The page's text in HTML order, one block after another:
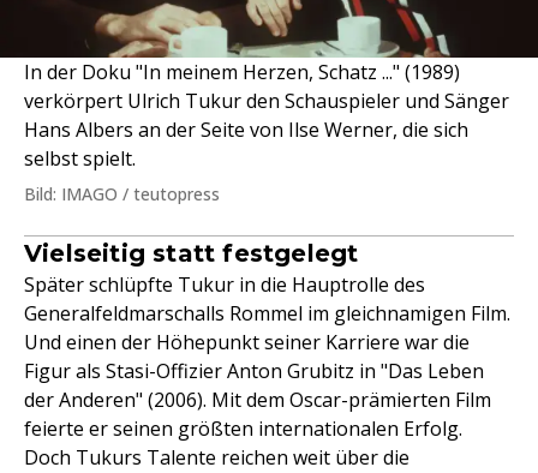
In der Doku "In meinem Herzen, Schatz ..." (1989)
verkörpert Ulrich Tukur den Schauspieler und Sänger
Hans Albers an der Seite von Ilse Werner, die sich
selbst spielt.
Bild: IMAGO / teutopress
Vielseitig statt festgelegt
Später schlüpfte Tukur in die Hauptrolle des
Generalfeldmarschalls Rommel im gleichnamigen Film.
Und einen der Höhepunkt seiner Karriere war die
Figur als Stasi-Offizier Anton Grubitz in "Das Leben
der Anderen" (2006). Mit dem Oscar-prämierten Film
feierte er seinen größten internationalen Erfolg.
Doch Tukurs Talente reichen weit über die